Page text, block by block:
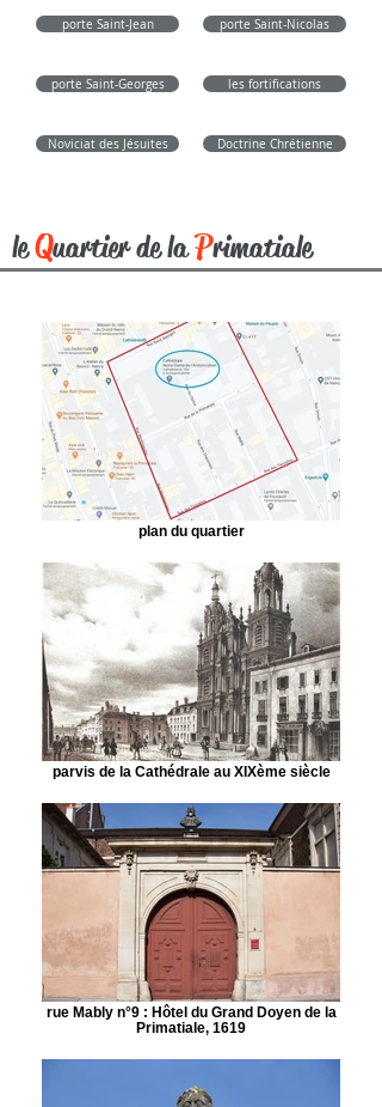
porte Saint-Jean
porte Saint-Georges
Noviciat des Jésuites
porte Saint-Nicolas
les fortifications
Doctrine Chrétienne
leQuartier de laPrimatiale
plan du quartier
parvis de la Cathédrale au XIXème siècle
rue Mably n°9 : Hôtel du Grand Doyen de la
Primatiale, 1619